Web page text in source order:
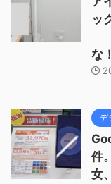
ッ
な
デ
件
女